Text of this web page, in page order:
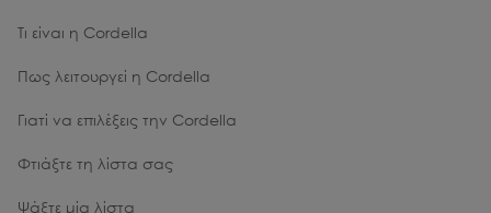
Τι είναι η Cordella
Πως λειτουργεί η Cordella
Γιατί να επιλέξεις την Cordella
Φτιάξτε τη λίστα σας
Ψάξτε μία λίστα